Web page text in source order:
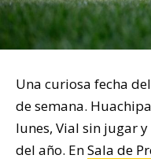
Una curiosa fecha
de semana.
lunes, Vial sin jugar
del año. EnSala de